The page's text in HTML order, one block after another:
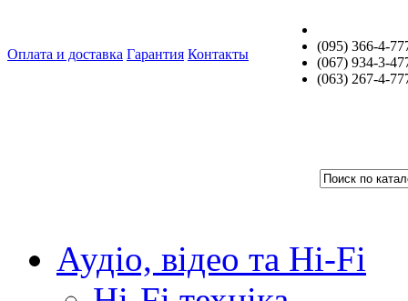
Оплата и доставка Гарантия Контакты
(095) 366-4-
(067) 934-3-
(063) 267-4-
Аудіо, відео та Hi-Fi